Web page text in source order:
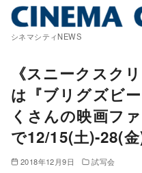
シネマシティNEWS
《スニークスク
は『ブリグズビ
くさんの映画フ
で12/15(土)-28(
2018年12月9日 試写会